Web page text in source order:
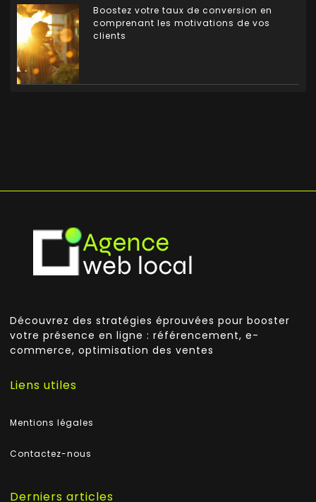
Boostez votre taux de conversion en
comprenant les motivations de vos
clients
Découvrez des stratégies éprouvées pour booster
votre présence en ligne : référencement, e-
commerce, optimisation des ventes
Liens utiles
Mentions légales
Contactez-nous
Derniers articles